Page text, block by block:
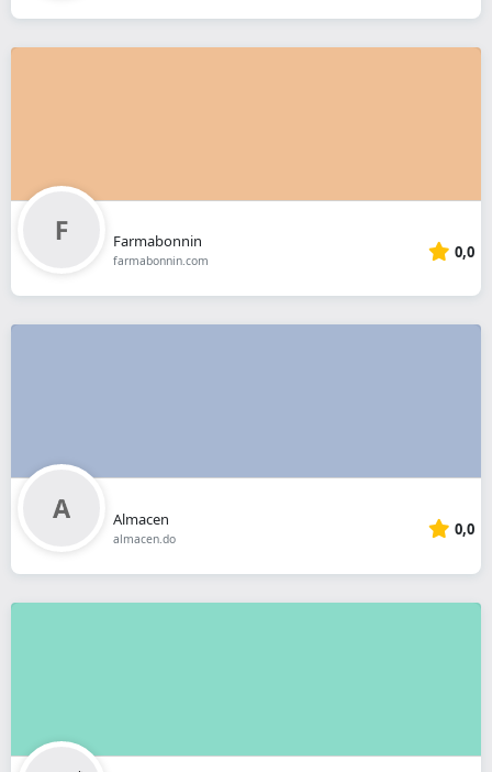
Farmabonnin
farmabonnin.com 0,0
Almacen
almacen.do 0,0